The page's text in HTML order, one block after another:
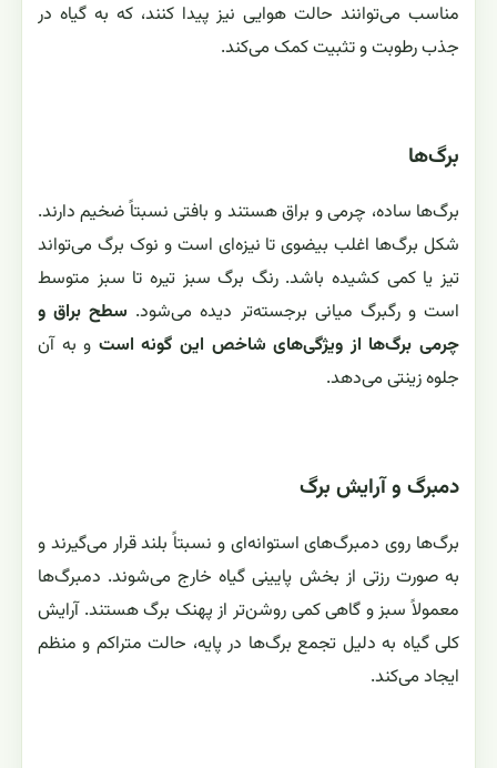
مناسب می‌توانند حالت هوایی نیز پیدا کنند، که به گیاه در
جذب رطوبت و تثبیت کمک می‌کند.
برگ‌ها
برگ‌ها ساده، چرمی و براق هستند و بافتی نسبتاً ضخیم دارند.
شکل برگ‌ها اغلب بیضوی تا نیزه‌ای است و نوک برگ می‌تواند
تیز یا کمی کشیده باشد. رنگ برگ سبز تیره تا سبز متوسط
است و رگبرگ میانی برجسته‌تر دیده می‌شود. سطح براق و
چرمی برگ‌ها از ویژگی‌های شاخص این گونه است و به آن
جلوه زینتی می‌دهد.
دمبرگ و آرایش برگ
برگ‌ها روی دمبرگ‌های استوانه‌ای و نسبتاً بلند قرار می‌گیرند و
به صورت رزتی از بخش پایینی گیاه خارج می‌شوند. دمبرگ‌ها
معمولاً سبز و گاهی کمی روشن‌تر از پهنک برگ هستند. آرایش
کلی گیاه به دلیل تجمع برگ‌ها در پایه، حالت متراکم و منظم
ایجاد می‌کند.